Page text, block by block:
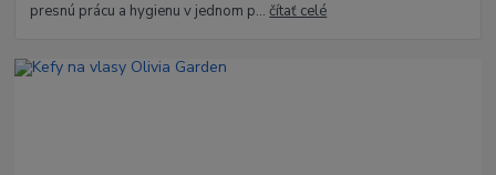
presnú prácu a hygienu v jednom p...čítať celé